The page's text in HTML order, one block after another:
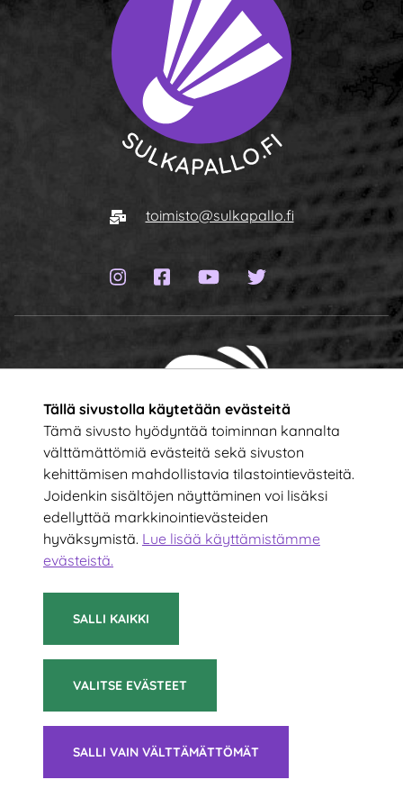
Tällä sivustolla käytetään evästeitä
Tämä sivusto hyödyntää toiminnan kannalta
välttämättömiä evästeitä sekä sivuston
kehittämisen mahdollistavia tilastointievästeitä.
Joidenkin sisältöjen näyttäminen voi lisäksi
edellyttää markkinointievästeiden
hyväksymistä. Lue lisää käyttämistämme
evästeistä.​​​​​​
SALLI KAIKKI
SALLI VAIN VÄLTTÄMÄTTÖMÄT
VALITSE EVÄSTEET
Sähköposti
toimisto@sulkapallo.fi
Instagram-sivu
Facebook-sivu
YouTube-kanava
Twitter-sivu
Tilaa uutiskirje!
Kirjoita sähköpostiosoitteesi
© 2021 Suomen Sulkapalloliitto ry